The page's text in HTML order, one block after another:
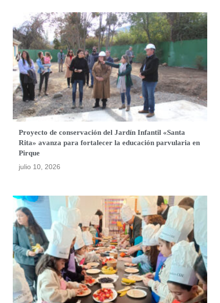
Proyecto de conservación del Jardín Infantil «Santa
Rita» avanza para fortalecer la educación parvularia en
Pirque
julio 10, 2026